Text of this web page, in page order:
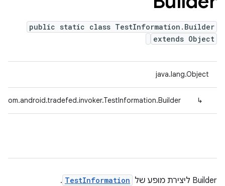
public static class TestInformation.Builder
extends Object
java.lang.Object
↳
com.android.tradefed.invoker.TestInformation.Builder
‫Builder ליצירת מופע של TestInformation
.